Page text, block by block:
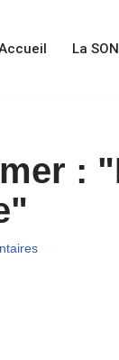
La SON
: